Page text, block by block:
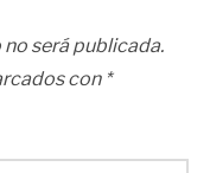
será publicada.
con *